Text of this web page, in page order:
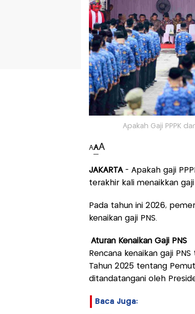
Apakah Gaji PPPK
AAA
JAKARTA - Apakah gaji
terakhir kali menaikkan gaji
Pada tahun ini 2026,
kenaikan gaji PNS.
Aturan Kenaikan Gaji PNS
Rencana kenaikan gaji
Tahun 2025 tentang
ditandatangani oleh
Baca Juga: